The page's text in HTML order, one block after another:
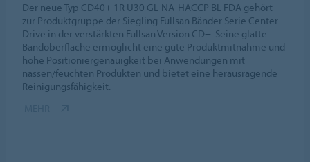
Der neue Typ CD40+ 1R U30 GL-NA-HACCP BL FDA gehört
zur Produktgruppe der Siegling Fullsan Bänder Serie Center
Drive in der verstärkten Fullsan Version CD+. Seine glatte
Bandoberfläche ermöglicht eine gute Produktmitnahme und
hohe Positioniergenauigkeit bei Anwendungen mit
nassen/feuchten Produkten und bietet eine herausragende
Reinigungsfähigkeit.